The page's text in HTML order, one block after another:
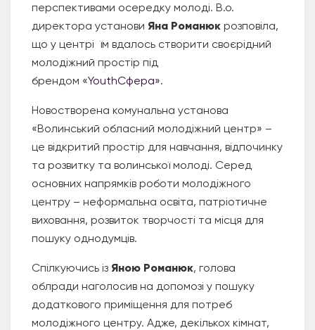
перспективами осередку молоді. В.о.
директора установи Яна Романюк розповіла,
що у центрі їм вдалось створити своєрідний
молодіжний простір під
брендом «YouthCфера».
Новостворена комунальна установа
«Волинський обласний молодіжний центр» –
це відкритий простір для навчання, відпочинку
та розвитку та волинської молоді. Серед
основних напрямків роботи молодіжного
центру – неформальна освіта, патріотичне
виховання, розвиток творчості та місця для
пошуку однодумців.
Спілкуючись із Яною Романюк, голова
облради наголосив на допомозі у пошуку
додаткового приміщення для потреб
молодіжного центру. Адже, декількох кімнат,